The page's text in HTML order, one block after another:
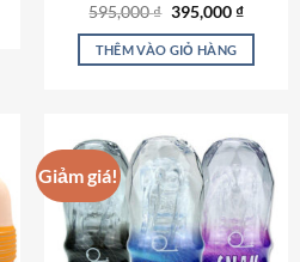
Được xếp
hạng4.64
5 sao
595,000₫ Giá
là:
595,000 ₫.
395,000₫Giá
tại
THÊM VÀO GIỎ HÀNG
Giảm giá!